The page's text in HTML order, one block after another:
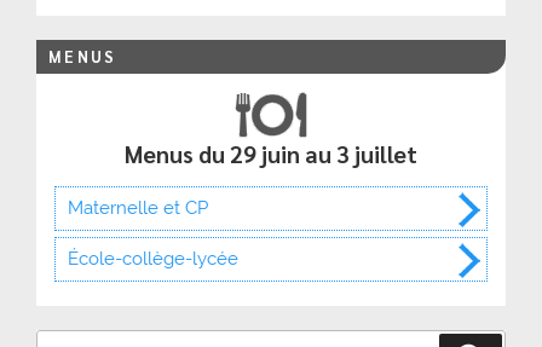
MENUS
Menus du 29 juin au 3 juillet
Maternelle et CP
École-collège-lycée